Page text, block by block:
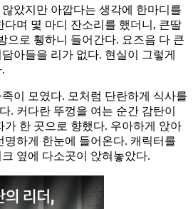
았지만 아깝다는 생각에 한마디를
다며 몇 마디 잔소리를 했더니, 큰딸
으로 휑하니 들어간다. 요즈음 다 큰
아들을 리가 없다. 현실이 그렇게
이 모였다. 모처럼 단란하게 식사를
. 커다란 뚜껑을 여는 순간 감탄이
가 한 곳으로 향했다. 우아하게 앉아
명하게 한눈에 들어온다. 캐릭터를
옆에 다소곳이 앉혀놓았다.